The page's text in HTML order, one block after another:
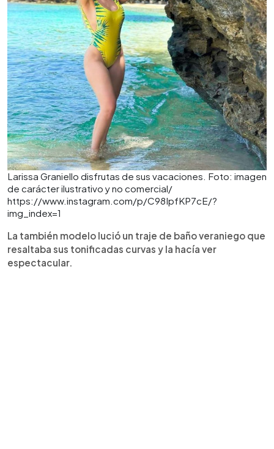
Larissa Graniello disfrutas de sus vacaciones. Foto: imagen
de carácter ilustrativo y no comercial/
https://www.instagram.com/p/C98IpfKP7cE/?
img_index=1
La también modelo lució un traje de baño veraniego que
resaltaba sus tonificadas curvas y la hacía ver
espectacular.